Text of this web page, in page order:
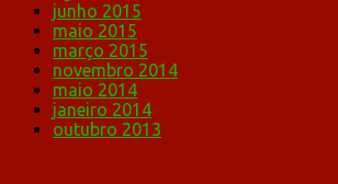
junho 2015
maio 2015
março 2015
novembro 2014
maio 2014
janeiro 2014
outubro 2013